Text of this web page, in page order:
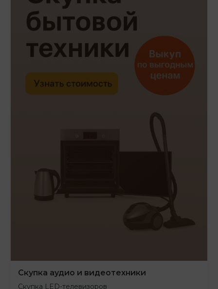
Скупка аудио и видеотехники
Скупка LED-телевизоров